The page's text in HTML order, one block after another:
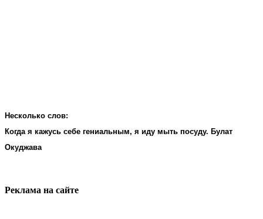
Несколько слов:
Когда я кажусь себе гениальным, я иду мыть посуду. Булат
Окуджава
Реклама на cайте